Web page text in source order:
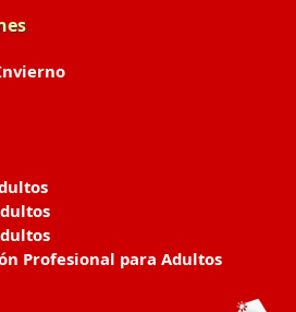
Profesional para Adultos